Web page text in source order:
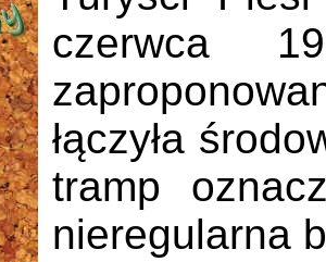
czerwca
łączyła
tramp
nieregularna